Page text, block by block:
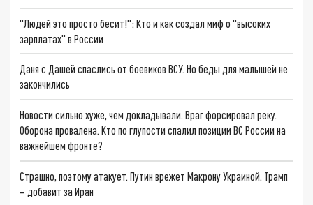
"Людей это просто бесит!": Кто и как создал миф о "высоких
зарплатах" в России
Даня с Дашей спаслись от боевиков ВСУ. Но беды для малышей не
закончились
Новости сильно хуже, чем докладывали. Враг форсировал реку.
Оборона провалена. Кто по глупости спалил позиции ВС России на
важнейшем фронте?
Страшно, поэтому атакует. Путин врежет Макрону Украиной. Трамп
– добавит за Иран